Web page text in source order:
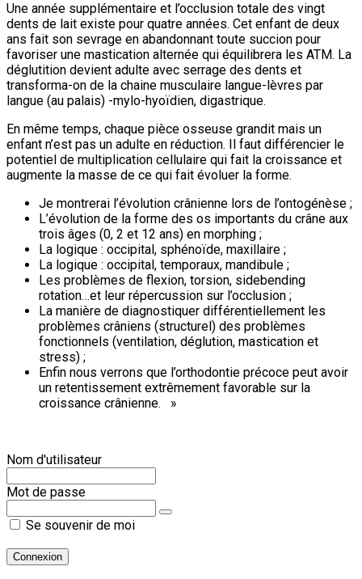
Une année supplémentaire et l’occlusion totale des vingt
dents de lait existe pour quatre années. Cet enfant de deux
ans fait son sevrage en abandonnant toute succion pour
favoriser une mastication alternée qui équilibrera les ATM. La
déglutition devient adulte avec serrage des dents et
transforma-on de la chaine musculaire langue-lèvres par
langue (au palais) -mylo-hyoïdien, digastrique.
En même temps, chaque pièce osseuse grandit mais un
enfant n’est pas un adulte en réduction. Il faut différencier le
potentiel de multiplication cellulaire qui fait la croissance et
augmente la masse de ce qui fait évoluer la forme.
Je montrerai l’évolution crânienne lors de l’ontogénèse ;
L’évolution de la forme des os importants du crâne aux
trois âges (0, 2 et 12 ans) en morphing ;
La logique : occipital, sphénoïde, maxillaire ;
La logique : occipital, temporaux, mandibule ;
Les problèmes de flexion, torsion, sidebending
rotation…et leur répercussion sur l’occlusion ;
La manière de diagnostiquer différentiellement les
problèmes crâniens (structurel) des problèmes
fonctionnels (ventilation, déglution, mastication et
stress) ;
Enfin nous verrons que l’orthodontie précoce peut avoir
un retentissement extrêmement favorable sur la
croissance crânienne. »
Nom d'utilisateur
Mot de passe
Se souvenir de moi